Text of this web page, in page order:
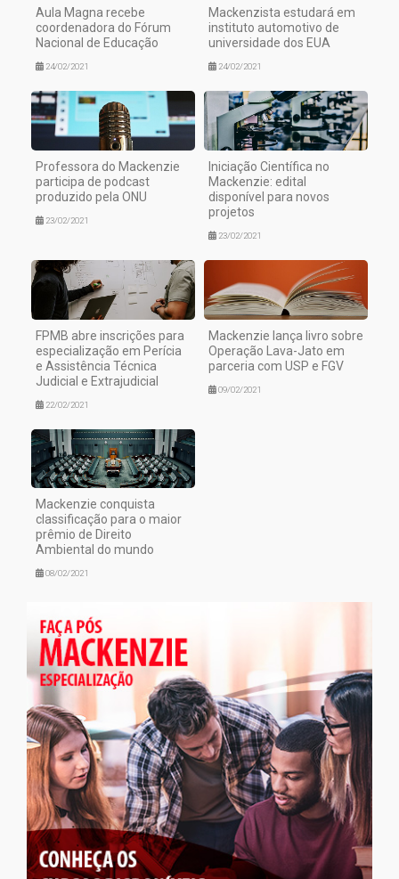
Aula Magna recebe
coordenadora do Fórum
Nacional de Educação
24/02/2021
Mackenzista estudará em
instituto automotivo de
universidade dos EUA
24/02/2021
Professora do Mackenzie
participa de podcast
produzido pela ONU
23/02/2021
Iniciação Científica no
Mackenzie: edital
disponível para novos
projetos
23/02/2021
FPMB abre inscrições para
especialização em Perícia
e Assistência Técnica
Judicial e Extrajudicial
22/02/2021
Mackenzie lança livro sobre
Operação Lava-Jato em
parceria com USP e FGV
09/02/2021
Mackenzie conquista
classificação para o maior
prêmio de Direito
Ambiental do mundo
08/02/2021